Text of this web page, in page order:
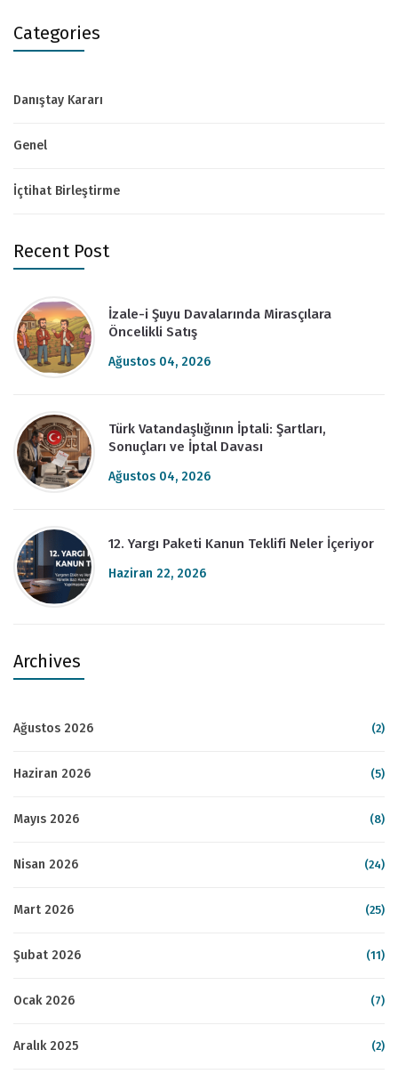
Categories
Danıştay Kararı
Genel
İçtihat Birleştirme
Recent Post
İzale-i Şuyu Davalarında Mirasçılara
Öncelikli Satış
Ağustos 04, 2026
Türk Vatandaşlığının İptali: Şartları,
Sonuçları ve İptal Davası
Ağustos 04, 2026
12. Yargı Paketi Kanun Teklifi Neler İçeriyor
Haziran 22, 2026
Archives
Ağustos 2026 (2)
Haziran 2026 (5)
Mayıs 2026 (8)
Nisan 2026 (24)
Mart 2026 (25)
Şubat 2026 (11)
Ocak 2026 (7)
Aralık 2025 (2)